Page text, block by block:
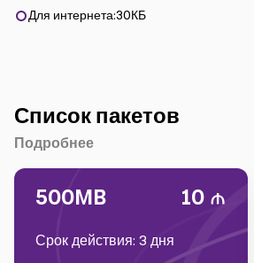
Для интернета:30КБ
Список пакетов
Подробнее
500MB 10
Срок действия: 3 дня